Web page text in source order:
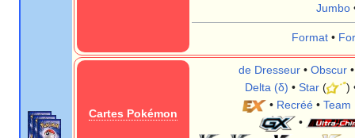
Jumbo
Format•
Cartes Pokémon
de Dresseur• Obscur
Delta (δ) • Star(
)
• Recréé• Team
•